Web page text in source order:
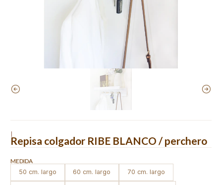
|
Repisa colgador RIBE BLANCO / perchero
MEDIDA
50 cm. largo
60 cm. largo 70 cm. largo